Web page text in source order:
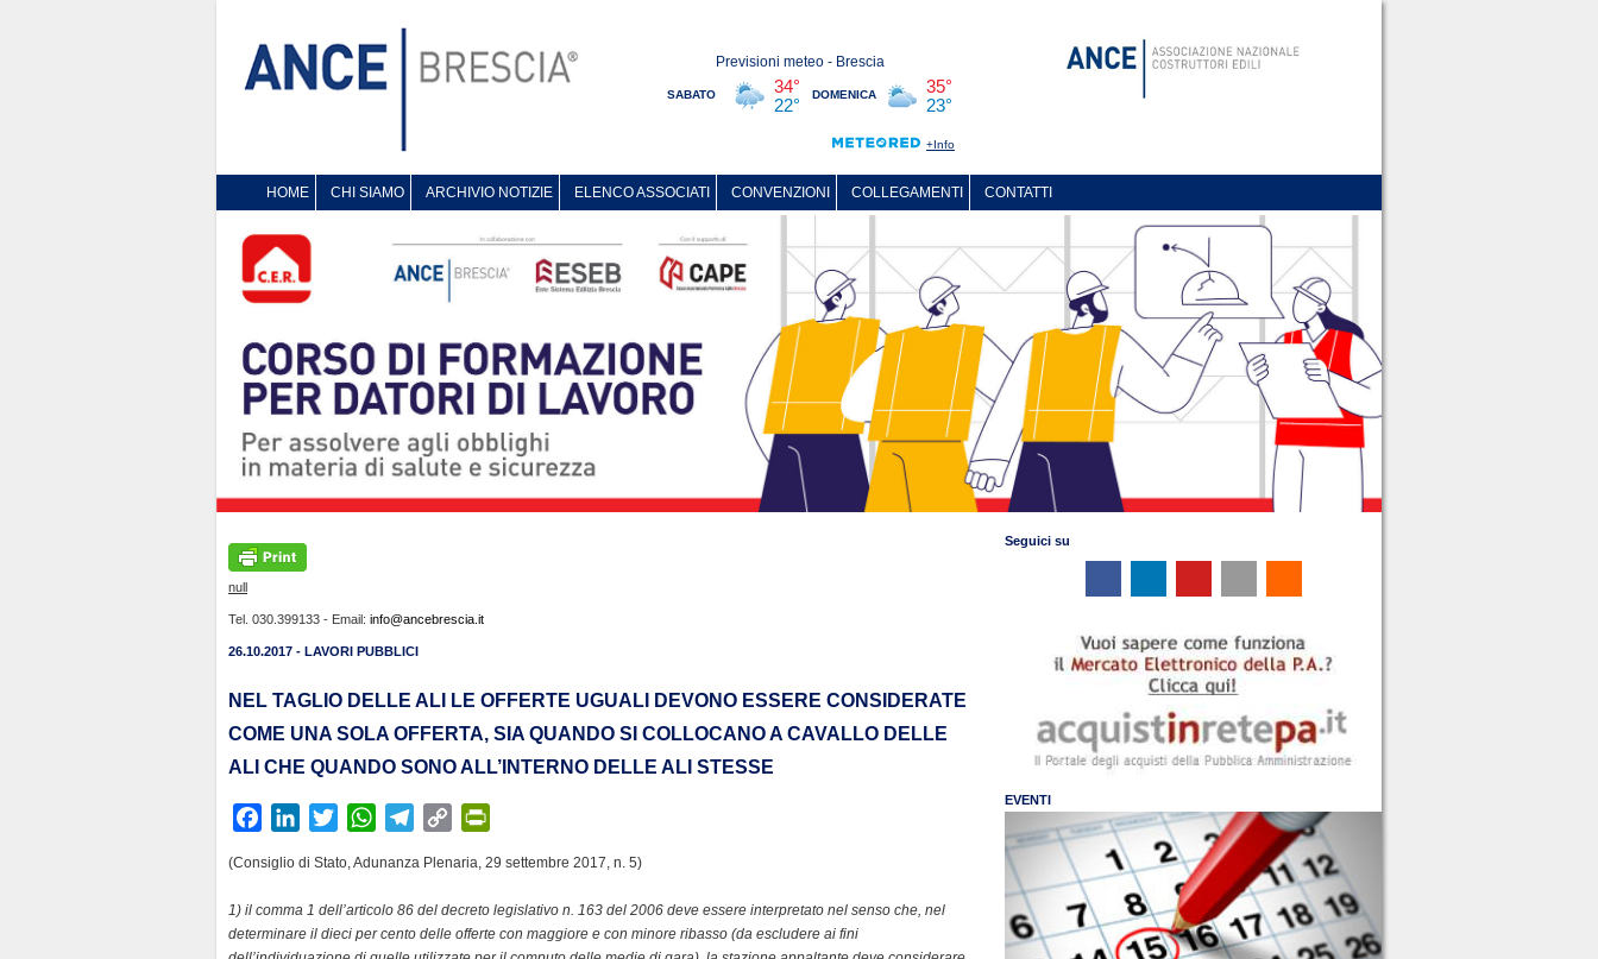
HOME CHI SIAMO ARCHIVIO NOTIZIE ELENCO ASSOCIATI CONVENZIONI COLLEGAMENTI CONTATTI
null
Tel. 030.399133 - Email: info@ancebrescia.it
26.10.2017 - LAVORI PUBBLICI
NEL TAGLIO DELLE ALI LE OFFERTE UGUALI DEVONO ESSERE CONSIDERATE
COME UNA SOLA OFFERTA, SIA QUANDO SI COLLOCANO A CAVALLO DELLE
ALI CHE QUANDO SONO ALL’INTERNO DELLE ALI STESSE
c
e
b
n
k
e
i
t
t
W
a
t
s
l
e
g
C
p
y
L
i
n
t
(Consiglio di Stato, Adunanza Plenaria, 29 settembre 2017, n. 5)
1) il comma 1 dell’articolo 86 del decreto legislativo n. 163 del 2006 deve essere interpretato nel senso che, nel
determinare il dieci per cento delle offerte con maggiore e con minore ribasso (da escludere ai fini
Seguici su
EVENTI